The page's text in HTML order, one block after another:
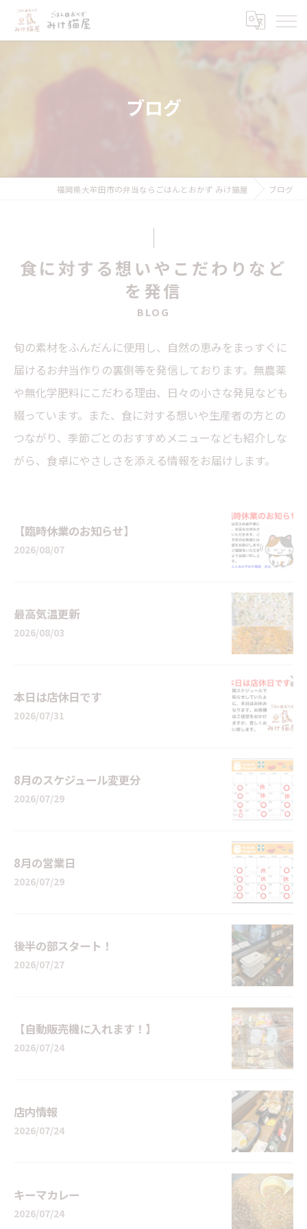
ブログ
福岡県大牟田市の弁当ならごはんとおかず みけ猫屋 ブログ
食に対する想いやこだわりなど
を発信
BLOG
旬の素材をふんだんに使用し、自然の恵みをまっすぐに
届けるお弁当作りの裏側等を発信しております。無農薬
や無化学肥料にこだわる理由、日々の小さな発見なども
綴っています。また、食に対する想いや生産者の方との
つながり、季節ごとのおすすめメニューなども紹介しな
がら、食卓にやさしさを添える情報をお届けします。
【臨時休業のお知らせ】
2026/08/07
最高気温更新
2026/08/03
本日は店休日です
2026/07/31
8月のスケジュール変更分
2026/07/29
8月の営業日
2026/07/29
後半の部スタート！
2026/07/27
【自動販売機に入れます！】
2026/07/24
店内情報
2026/07/24
キーマカレー
2026/07/24